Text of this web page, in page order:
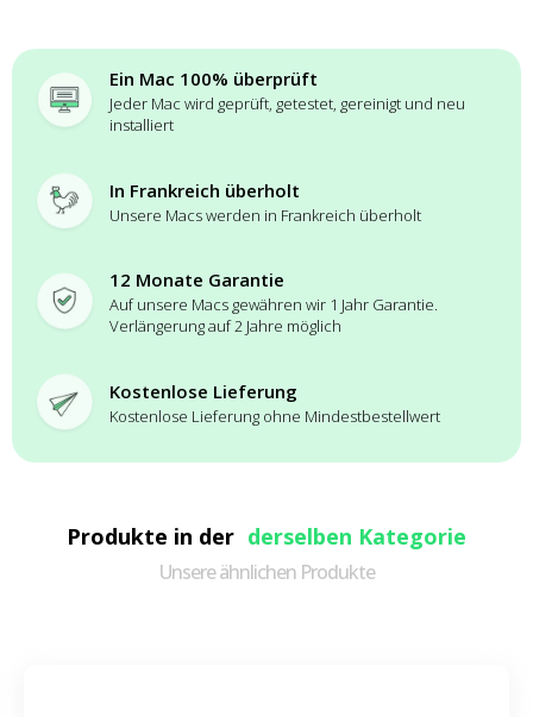
Ein Mac 100% überprüft
Jeder Mac wird geprüft, getestet, gereinigt und neu
installiert
In Frankreich überholt
Unsere Macs werden in Frankreich überholt
12 Monate Garantie
Auf unsere Macs gewähren wir 1 Jahr Garantie.
Verlängerung auf 2 Jahre möglich
Kostenlose Lieferung
Kostenlose Lieferung ohne Mindestbestellwert
Produkte in der derselben Kategorie
Unsere ähnlichen Produkte